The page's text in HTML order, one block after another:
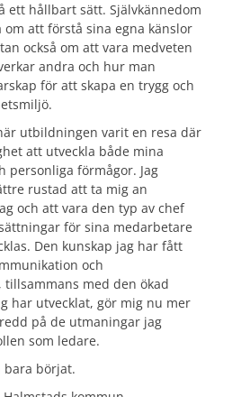
ett hållbart sätt. Självkännedom
att förstå sina egna känslor
också om att vara medveten
andra och hur man
för att skapa en trygg och
utbildningen varit en resa där
att utveckla både mina
personliga förmågor. Jag
rustad att ta mig an
och att vara den typ av chef
för sina medarbetare
Den kunskap jag har fått
och
med den ökad
har utvecklat, gör mig nu mer
på de utmaningar jag
som ledare.
bara börjat.